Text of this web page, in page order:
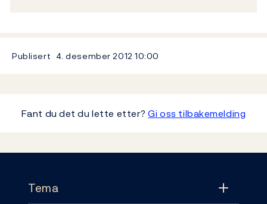
Publisert 4. desember 201210:00
Fant du det du lette etter?Gi oss tilbakemelding
Tema